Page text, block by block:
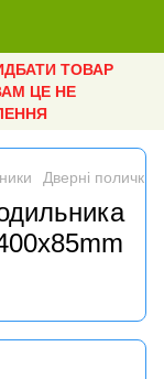
ТОВАР
ЦЕ НЕ
Дверні полички